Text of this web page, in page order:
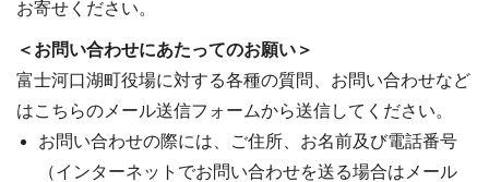
お寄せください。
＜お問い合わせにあたってのお願い＞
富士河口湖町役場に対する各種の質問、お問い合わせなど
はこちらのメール送信フォームから送信してください。
お問い合わせの際には、ご住所、お名前及び電話番号
（インターネットでお問い合わせを送る場合はメール